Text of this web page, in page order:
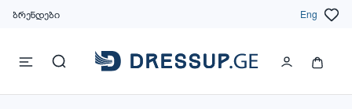
ბრენდები Eng